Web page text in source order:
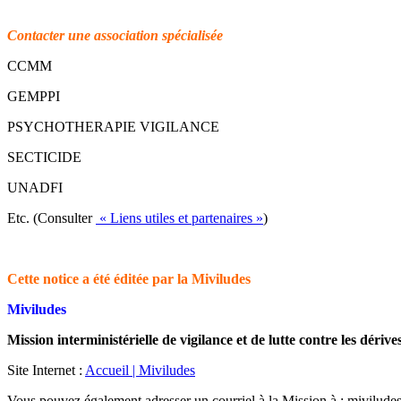
Contacter une association spécialisée
CCMM
GEMPPI
PSYCHOTHERAPIE VIGILANCE
SECTICIDE
UNADFI
Etc. (Consulter « Liens utiles et partenaires »)
Cette notice a été éditée par la Miviludes
Miviludes
Mission interministérielle de vigilance et de lutte contre les
Site Internet : Accueil | Miviludes